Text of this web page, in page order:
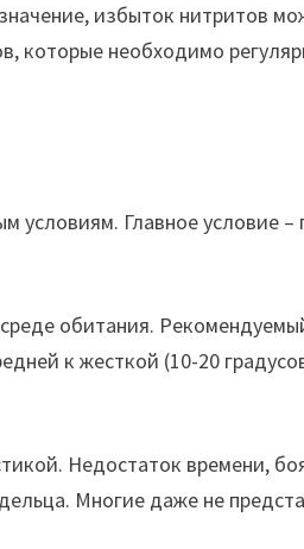
избыток нитритов
которые необходимо
условиям. Главное условие
обитания.
к жесткой (10-20
Недостаток времени,
Многие даже не